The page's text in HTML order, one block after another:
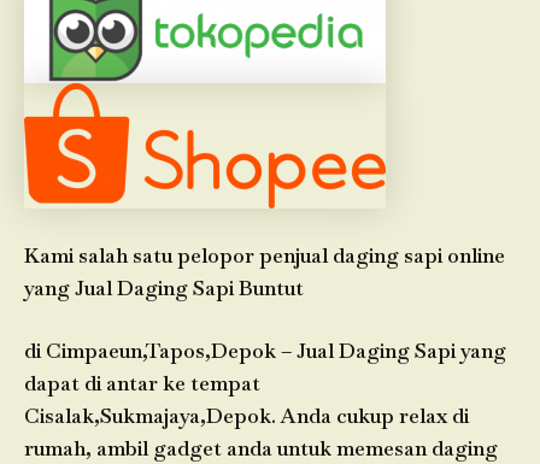
Kami salah satu pelopor penjual daging sapi online
yang Jual Daging Sapi Buntut
di Cimpaeun,Tapos,Depok – Jual Daging Sapi yang
dapat di antar ke tempat
Cisalak,Sukmajaya,Depok. Anda cukup relax di
rumah, ambil gadget anda untuk memesan daging